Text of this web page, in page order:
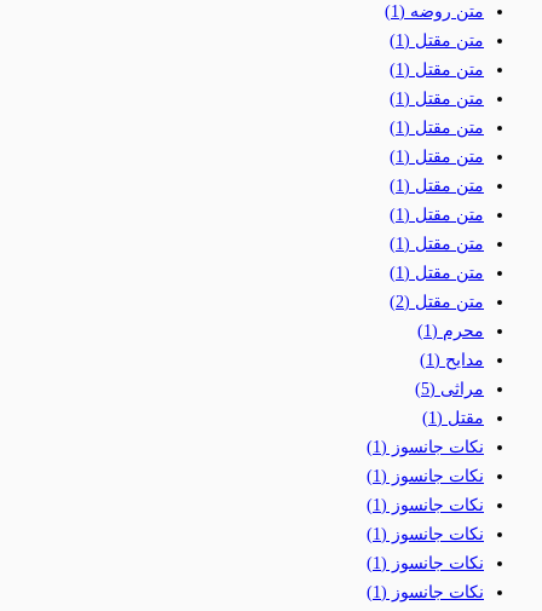
متن روضه (1)
متن مقتل (1)
متن مقتل (1)
متن مقتل (1)
متن مقتل (1)
متن مقتل (1)
متن مقتل (1)
متن مقتل (1)
متن مقتل (1)
متن مقتل (1)
متن مقتل (2)
محرم (1)
مدایح (1)
مراثی (5)
مقتل (1)
نکات جانسوز (1)
نکات جانسوز (1)
نکات جانسوز (1)
نکات جانسوز (1)
نکات جانسوز (1)
نکات جانسوز (1)